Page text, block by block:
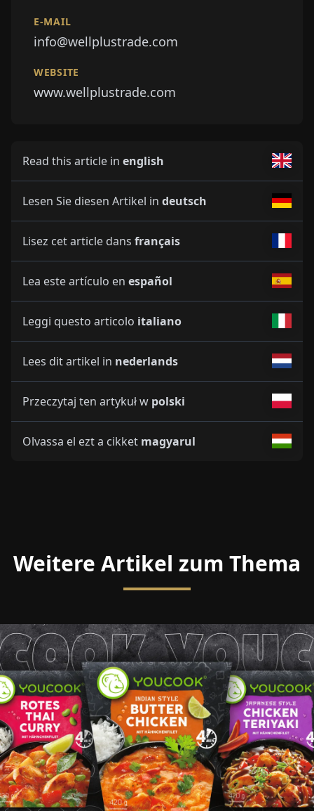
E-MAIL
info@wellplustrade.com
WEBSITE
www.wellplustrade.com
Read this article in english
Lesen Sie diesen Artikel in deutsch
Lisez cet article dans français
Lea este artículo en español
Leggi questo articolo italiano
Lees dit artikel in nederlands
Przeczytaj ten artykuł w polski
Olvassa el ezt a cikket magyarul
Weitere Artikel zum Thema